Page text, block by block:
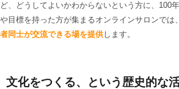
ど、どうしてよいかわからないという方に、100
や目標を持った方が集まるオンラインサロンでは
者同士が交流できる場を提供します。
文化をつくる、という歴史的な